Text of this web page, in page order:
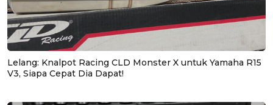
Lelang: Knalpot Racing CLD Monster X untuk Yamaha R15
V3, Siapa Cepat Dia Dapat!